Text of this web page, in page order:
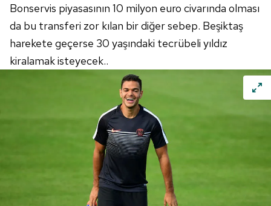
Bonservis piyasasının 10 milyon euro civarında olması
da bu transferi zor kılan bir diğer sebep. Beşiktaş
harekete geçerse 30 yaşındaki tecrübeli yıldız
kiralamak isteyecek..